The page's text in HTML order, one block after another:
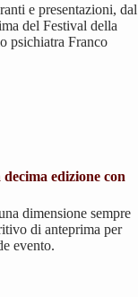
e presentazioni, dal
del Festival della
psichiatra Franco
edizione con
dimensione sempre
di anteprima per
evento.